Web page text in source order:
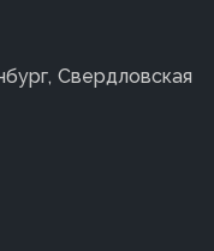
Свердловская